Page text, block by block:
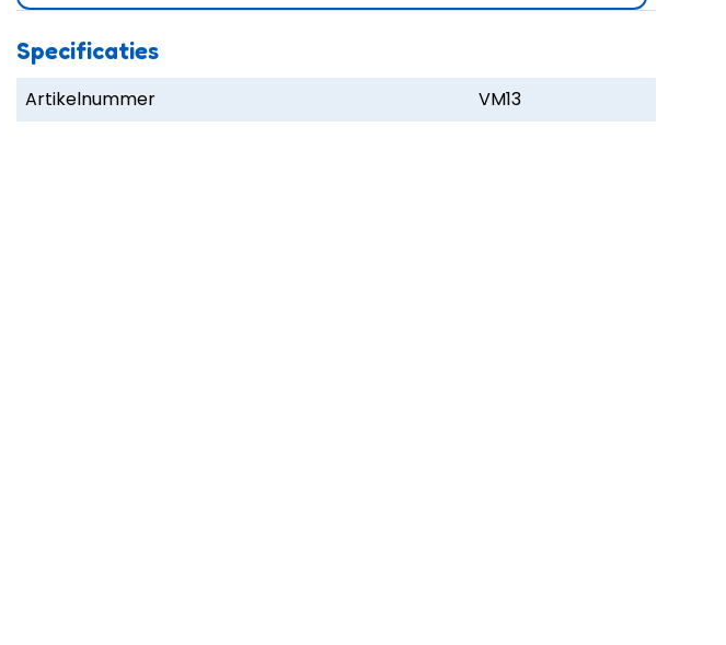
Specificaties
Artikelnummer VM13